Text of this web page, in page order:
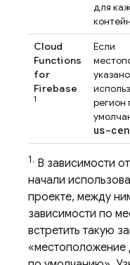
для
Cloud
Functions
for
Firebase
1
Если
регион
us-
1. В зависимости
начали
проекте, между
зависимости по
встретить такую
«местоположение